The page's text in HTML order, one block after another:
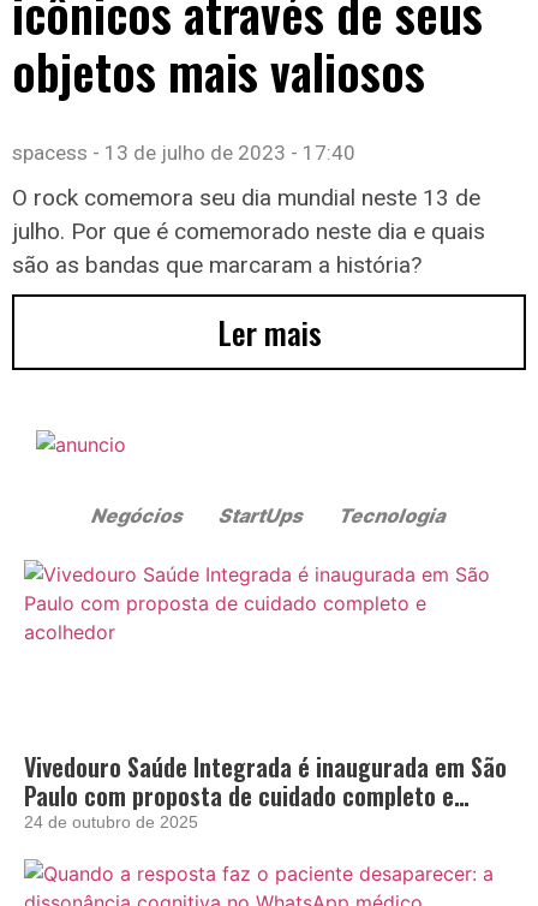
objetos mais valiosos
spacess 13 de julho de 2023 17:40
O rock comemora seu dia mundial neste 13 de
julho. Por que é comemorado neste dia e quais
são as bandas que marcaram a história?
Ler mais
Vivedouro Saúde Integrada é inaugurada em São
Paulo com proposta de cuidado completo e
acolhedor
24 de outubro de 2025